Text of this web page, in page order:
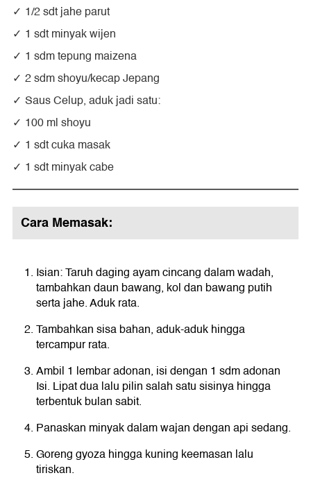
1/2 sdt jahe parut
1 sdt minyak wijen
1 sdm tepung maizena
2 sdm shoyu/kecap Jepang
Saus Celup, aduk jadi satu:
100 ml shoyu
1 sdt cuka masak
1 sdt minyak cabe
Cara Memasak:
Isian: Taruh daging ayam cincang dalam wadah,
tambahkan daun bawang, kol dan bawang putih
serta jahe. Aduk rata.
Tambahkan sisa bahan, aduk-aduk hingga
tercampur rata.
Ambil 1 lembar adonan, isi dengan 1 sdm adonan
Isi. Lipat dua lalu pilin salah satu sisinya hingga
terbentuk bulan sabit.
Panaskan minyak dalam wajan dengan api sedang.
Goreng gyoza hingga kuning keemasan lalu
tiriskan.